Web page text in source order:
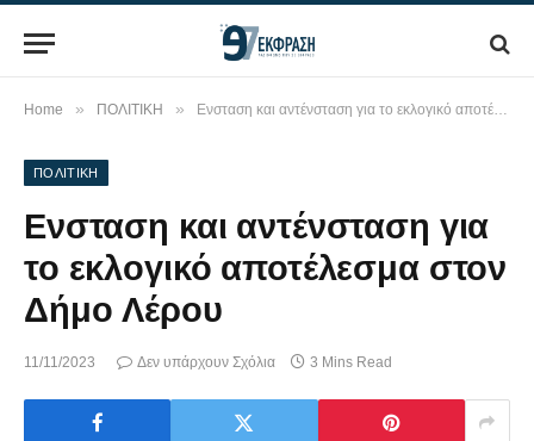
Home » ΠΟΛΙΤΙΚΗ » Ενσταση και αντένσταση για το εκλογικό αποτέλεσμα στον Δήμο Λέρου
ΠΟΛΙΤΙΚΗ
Ενσταση και αντένσταση για
το εκλογικό αποτέλεσμα στον
Δήμο Λέρου
11/11/2023 Δεν υπάρχουν Σχόλια 3 Mins Read